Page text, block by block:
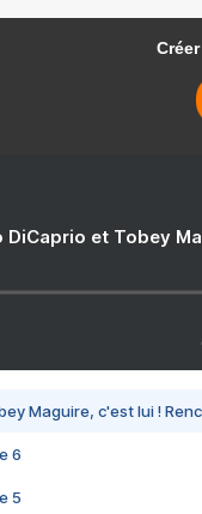
DiCaprio et Tobey
Maguire, c'est lui !
6
5